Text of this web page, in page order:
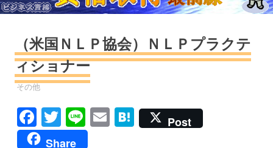
キ
（米国ＮＬＰ協会）ＮＬＰプラクテ
ィショナー
資格
その他
Facebook
TwitterLineEmailHatena
Post
Share